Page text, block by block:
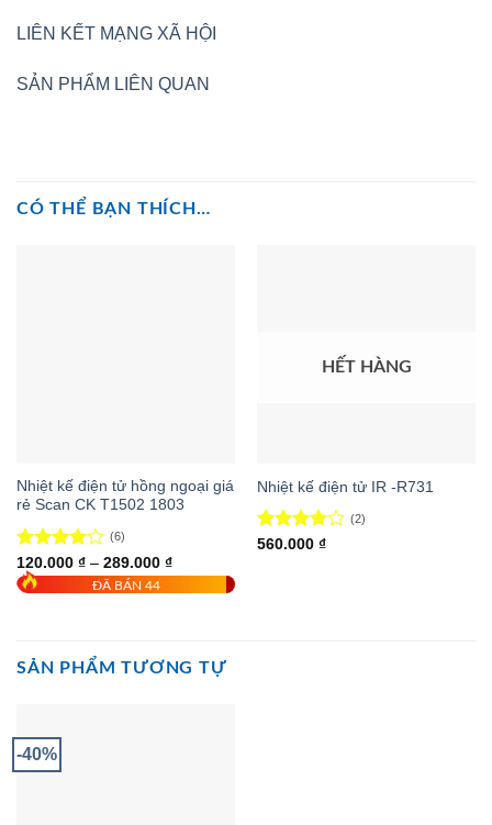
LIÊN KẾT MẠNG XÃ HỘI
SẢN PHẨM LIÊN QUAN
CÓ THỂ BẠN THÍCH…
Nhiệt kế điện tử hồng ngoại giá
rẻ Scan CK T1502 1803
Được
xếp hạng
4.005
(6)
120.000 ₫ – 289.000 ₫Khoảng
giá:
từ
ĐÃ BÁN 44
HẾT HÀNG
Nhiệt kế điện tử IR -R731
Được
(2)
560.000 ₫
SẢN PHẨM TƯƠNG TỰ
-40%